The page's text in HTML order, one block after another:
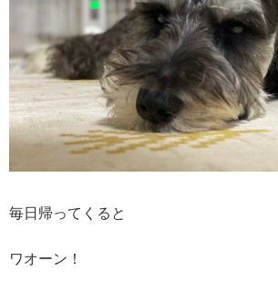
毎日帰ってくると
ワオーン！